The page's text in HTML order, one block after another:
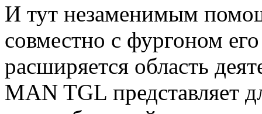
И тут незаменимым
совместно с фургоном
расширяется область
MAN TGL представляет